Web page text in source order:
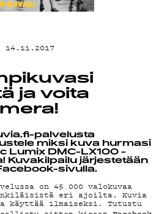
14.11.2017
ja voita
palvelusta
miksi kuva hurmasi
Lumix DMC-LX100 -
Kuvakilpailu järjestetään
sivulla.
on 45 000 valokuvaa
eri ajoilta. Kuvia
käyttää ilmaiseksi. Tutustu